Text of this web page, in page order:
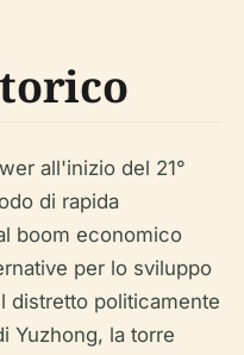
all'inizio del 21°
di rapida
boom economico
per lo sviluppo
distretto politicamente
Yuzhong, la torre